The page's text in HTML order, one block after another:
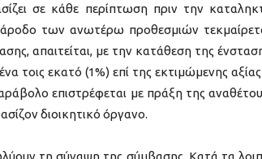
σε κάθε περίπτωση πριν την
των ανωτέρω προθεσμιών
απαιτείται, με την κατάθεση της
τοις εκατό (1%) επί της εκτιμώμενης αξίας
επιστρέφεται με πράξη της
διοικητικό όργανο.
τη σύναψη της σύμβασης. Κατά τα